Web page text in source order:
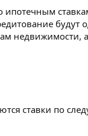
недвижимости,
ставки по